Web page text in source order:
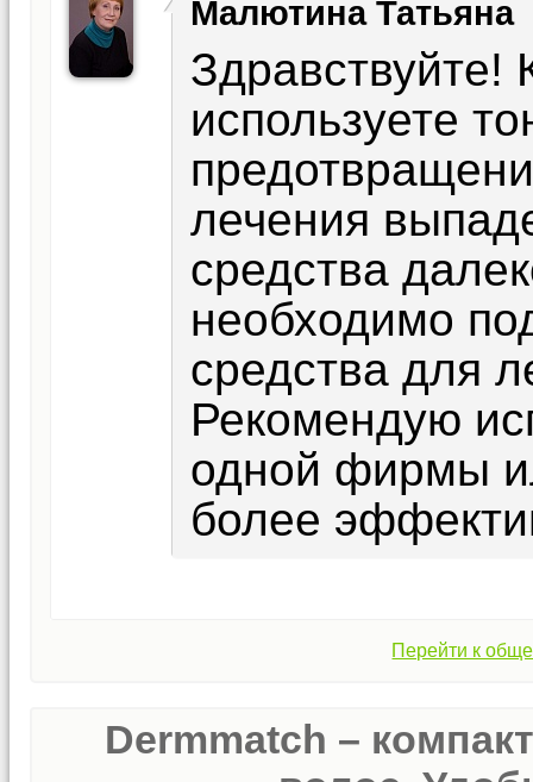
Малютина Татьяна
используете
лечения
средства
необходимо
средства для
Рекомендую
одной фирмы
более
Перейти к
Dermmatch –